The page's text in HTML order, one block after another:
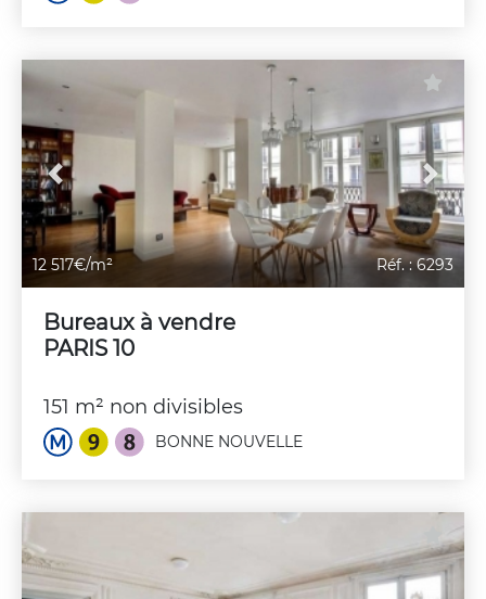
Previous Next
12 517€/m² Réf. : 6293
Bureaux à vendre
PARIS 10
151 m² non divisibles
BONNE NOUVELLE